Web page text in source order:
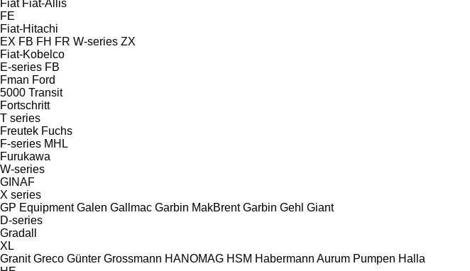
Fiat Fiat-Allis
FE
Fiat-Hitachi
EX FB FH FR W-series ZX
Fiat-Kobelco
E-series FB
Fman Ford
5000 Transit
Fortschritt
T series
Freutek Fuchs
F-series MHL
Furukawa
W-series
GINAF
X series
GP Equipment Galen Gallmac Garbin MakBrent Garbin Gehl Giant
D-series
Gradall
XL
Granit Greco Günter Grossmann HANOMAG HSM Habermann Aurum Pumpen Halla